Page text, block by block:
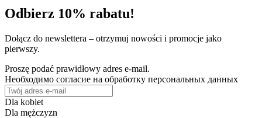
Odbierz 10% rabatu!
Dołącz do newslettera – otrzymuj nowości i promocje jako
pierwszy.
Proszę podać prawidłowy adres e-mail.
Необходимо согласие на обработку персональных данных
Dla kobiet
Dla mężczyzn